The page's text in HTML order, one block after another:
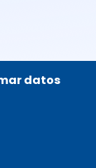
datos